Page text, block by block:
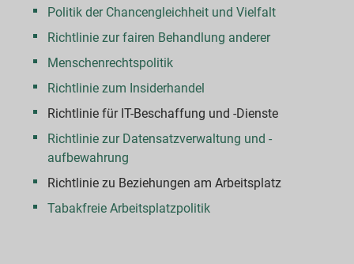
Politik der Chancengleichheit und Vielfalt
Richtlinie zur fairen Behandlung anderer
Menschenrechtspolitik
Richtlinie zum Insiderhandel
Richtlinie für IT-Beschaffung und -Dienste
Richtlinie zur Datensatzverwaltung und -
aufbewahrung
Richtlinie zu Beziehungen am Arbeitsplatz
Tabakfreie Arbeitsplatzpolitik